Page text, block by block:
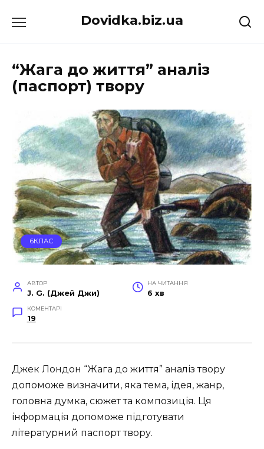
до
Dovidka.biz.ua
“Жага до життя” аналіз
(паспорт) твору
6КЛАС
АВТОР
J. G. (Джей Джи)
НА ЧИТАННЯ
6 хв
КОМЕНТАРІ
19
Джек Лондон “Жага до життя” аналіз твору
допоможе визначити, яка тема, ідея, жанр,
головна думка, сюжет та композиція. Ця
інформація допоможе підготувати
літературний паспорт твору.